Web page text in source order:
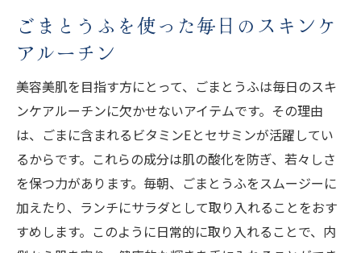
ごまとうふを使った毎日のスキンケ
アルーチン
美容美肌を目指す方にとって、ごまとうふは毎日のスキ
ンケアルーチンに欠かせないアイテムです。その理由
は、ごまに含まれるビタミンEとセサミンが活躍してい
るからです。これらの成分は肌の酸化を防ぎ、若々しさ
を保つ力があります。毎朝、ごまとうふをスムージーに
加えたり、ランチにサラダとして取り入れることをおす
すめします。このように日常的に取り入れることで、内